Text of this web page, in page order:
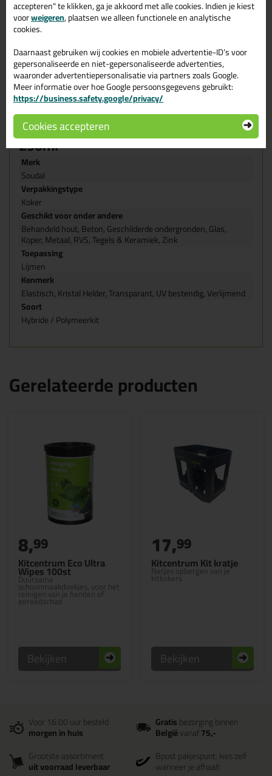
licht vochtige
Zeer goede mechanische eigenschappen.
Ongevoelig voor schimmel, bevat biocide met fungicide
Geschikt voor sanitaire toepassingen
Gemakkelijk toepasbaar en uitspuitbaar zelfs bij lage
temperaturen
Bevat geen isocyanaten, solventen, zuren of halogenen
Overschilderbaar met watergedragen systemen
Blijvend elastisch na uitharding
Eigenschappen Soudal Fix All Crystal
290ml
Merk
Soudal
Verpakkingstype
Koker
Geschikt voor onder andere
Behandeld hout, Beton, Geschilderde ondergronden, Glas,
Koper, Metaal, RVS, Tegels & Keramiek, Zink
Toepassing
Lijmen
Kenmerk
Elastisch, Kristal Helder, Transparant, UV bestendig, Verlijmend
Soort
Hybride / Polymeerkit
Gerelateerde producten
Kitcentrum Eco Ultra
Wipes 100st
Duurzame
schoonmaakdoekjes, voor het
reinigen van je handen of
gereedschap
8,99
Bekijken
Kitcentrum Kit kratje
Netjes opbergen van je
kitkokers
17,99
Bekijken
Voor 16:00 uur besteld
morgen in huis
Gratisbezorging binnen
Belgiëvanaf75,-
Grootste assortiment
uit voorraad leverbaar
Bpost pakjespunt: kies zelf
wanneer je afhaalt
accepteren" te klikken, ga je akkoord met alle cookies. Indien je kiest
voorweigeren, plaatsen we alleen functionele en analytische
cookies.
Daarnaast gebruiken wij cookies en mobiele advertentie-ID’s voor
gepersonaliseerde en niet-gepersonaliseerde advertenties,
waaronder advertentiepersonalisatie via partners zoals Google.
Meer informatie over hoe Google persoonsgegevens gebruikt:
https://business.safety.google/privacy/
Cookies accepteren